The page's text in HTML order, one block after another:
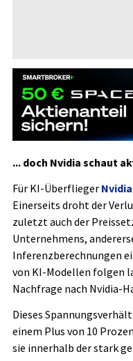
... doch Nvidia schaut
Für KI-Überflieger Nvidia
Einerseits droht der
zuletzt auch der
Unternehmens,
Inferenzberechnungen
von KI-Modellen folgen
Nachfrage nach Nvidia-
Dieses
einem Plus von 10
sie innerhalb der stark